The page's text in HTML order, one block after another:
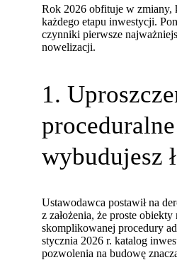
Rok 2026 obfituje w zmiany,
każdego etapu inwestycji.
czynniki pierwsze
nowelizacji.
1.
wybudujesz
Ustawodawca postawił na
z założenia, że proste
skomplikowanej procedury
stycznia 2026 r. katalog
pozwolenia na budowę